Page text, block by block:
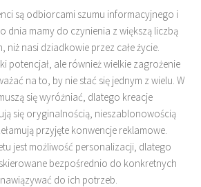
są odbiorcami szumu informacyjnego i
dnia mamy do czynienia z większą liczbą
nasi dziadkowie przez całe życie.
potencjał, ale również wielkie zagrożenie
na to, by nie stać się jednym z wielu. W
się wyróżniać, dlatego kreacje
się oryginalnością, nieszablonowością
przyjęte konwencje reklamowe.
jest możliwość personalizacji, dlatego
bezpośrednio do konkretnych
do ich potrzeb.